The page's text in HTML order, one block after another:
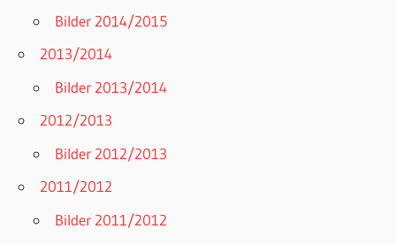
Bilder 2014/2015
2013/2014
Bilder 2013/2014
2012/2013
Bilder 2012/2013
2011/2012
Bilder 2011/2012